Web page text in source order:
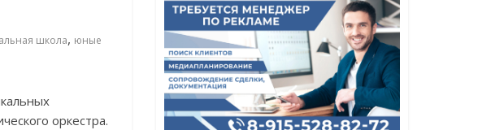
школа, юные
оркестра.